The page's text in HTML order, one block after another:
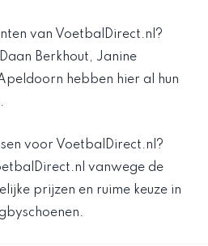
van VoetbalDirect.nl?
Berkhout, Janine
hebben hier al hun
voor VoetbalDirect.nl?
vanwege de
prijzen en ruime keuze in